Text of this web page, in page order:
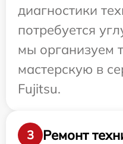
диагностики
потребуется
мы организуем
мастерскую в
Fujitsu.
3
Ремонт